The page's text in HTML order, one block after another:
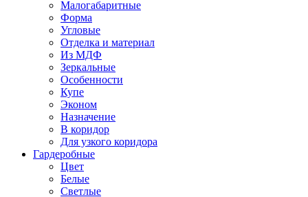
Малогабаритные
Форма
Угловые
Отделка и материал
Из МДФ
Зеркальные
Особенности
Купе
Эконом
Назначение
В коридор
Для узкого коридора
Гардеробные
Цвет
Белые
Светлые